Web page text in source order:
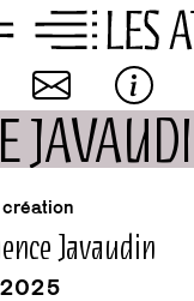
Javaudin